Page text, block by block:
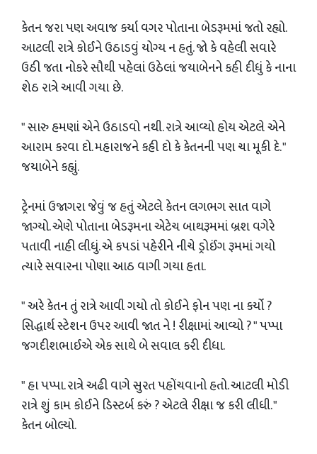
કેતન જરા પણ અવાજ કર્યા વગર પોતાના બેડરૂમમાં જતો રહ્યો.
આટલી રાત્રે કોઈને ઉઠાડવું યોગ્ય ન હતું. જો કે વહેલી સવારે
ઉઠી જતા નોકરે સૌથી પહેલાં ઉઠેલાં જયાબેનને કહી દીધું કે નાના
શેઠ રાત્રે આવી ગયા છે.
" સારુ હમણાં એને ઉઠાડવો નથી. રાત્રે આવ્યો હોય એટલે એને
આરામ કરવા દો. મહારાજને કહી દો કે કેતનની પણ ચા મૂકી દે. "
જયાબેને કહ્યું.
ટ્રેનમાં ઉજાગરા જેવું જ હતું એટલે કેતન લગભગ સાત વાગે
જાગ્યો. એણે પોતાના બેડરૂમના એટેચ બાથરૂમમાં બ્રશ વગેરે
પતાવી નાહી લીધું. એ કપડાં પહેરીને નીચે ડ્રોઈંગ રૂમમાં ગયો
ત્યારે સવારના પોણા આઠ વાગી ગયા હતા.
" અરે કેતન તું રાત્રે આવી ગયો તો કોઈને ફોન પણ ના કર્યો ?
સિદ્ધાર્થ સ્ટેશન ઉપર આવી જાત ને ! રીક્ષામાં આવ્યો ? " પપ્પા
જગદીશભાઈએ એક સાથે બે સવાલ કરી દીધા.
" હા પપ્પા. રાત્રે અઢી વાગે સુરત પહોંચવાનો હતો. આટલી મોડી
રાત્રે શું કામ કોઈને ડિસ્ટર્બ કરું ? એટલે રીક્ષા જ કરી લીધી. "
કેતન બોલ્યો.